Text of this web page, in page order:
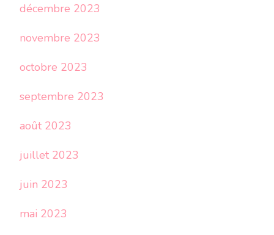
décembre 2023
novembre 2023
octobre 2023
septembre 2023
août 2023
juillet 2023
juin 2023
mai 2023